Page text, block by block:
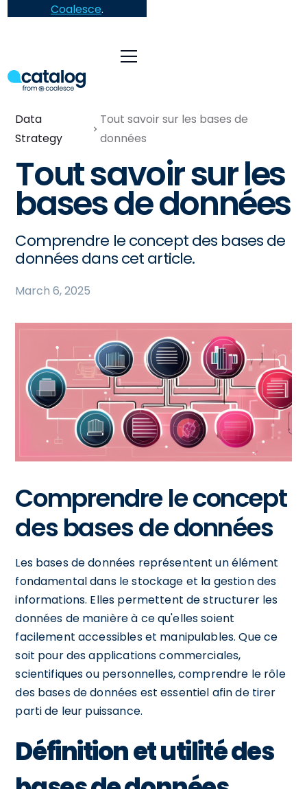
Coalesce.
Data
Strategy
Tout savoir sur les bases de
données
Tout savoir sur les
bases de données
Comprendre le concept des bases de
données dans cet article.
March 6, 2025
Comprendre le concept
des bases de données
Les bases de données représentent un élément
fondamental dans le stockage et la gestion des
informations. Elles permettent de structurer les
données de manière à ce qu'elles soient
facilement accessibles et manipulables. Que ce
soit pour des applications commerciales,
scientifiques ou personnelles, comprendre le rôle
des bases de données est essentiel afin de tirer
parti de leur puissance.
Définition et utilité des